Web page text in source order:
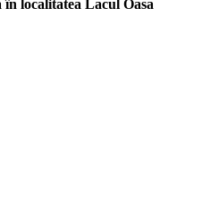
localitatea Lacul Oasa